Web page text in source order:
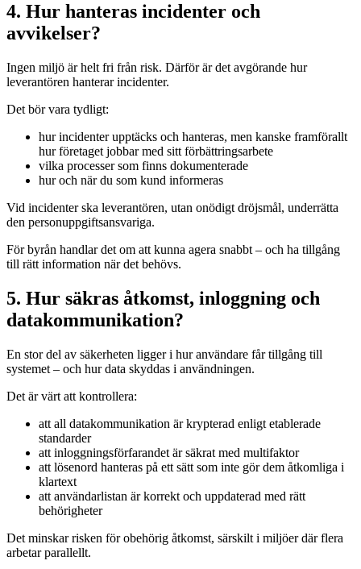
4. Hur hanteras incidenter och
avvikelser?
Ingen miljö är helt fri från risk. Därför är det avgörande hur
leverantören hanterar incidenter.
Det bör vara tydligt:
hur incidenter upptäcks och hanteras, men kanske framförallt
hur företaget jobbar med sitt förbättringsarbete
vilka processer som finns dokumenterade
hur och när du som kund informeras
Vid incidenter ska leverantören, utan onödigt dröjsmål, underrätta
den personuppgiftsansvariga.
För byrån handlar det om att kunna agera snabbt – och ha tillgång
till rätt information när det behövs.
5. Hur säkras åtkomst, inloggning och
datakommunikation?
En stor del av säkerheten ligger i hur användare får tillgång till
systemet – och hur data skyddas i användningen.
Det är värt att kontrollera:
att all datakommunikation är krypterad enligt etablerade
standarder
att inloggningsförfarandet är säkrat med multifaktor
att lösenord hanteras på ett sätt som inte gör dem åtkomliga i
klartext
att användarlistan är korrekt och uppdaterad med rätt
behörigheter
Det minskar risken för obehörig åtkomst, särskilt i miljöer där flera
arbetar parallellt.